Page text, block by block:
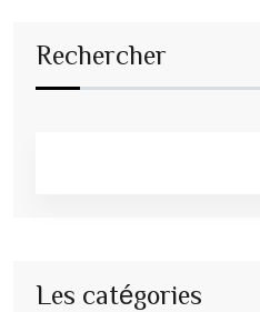
Rechercher
Les catégories